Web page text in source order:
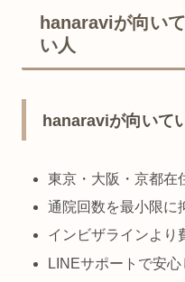
hanaraviが向い
い人
hanaraviが向いて
東京・大阪・京都在
通院回数を最小限に
インビザラインより
LINEサポートで安